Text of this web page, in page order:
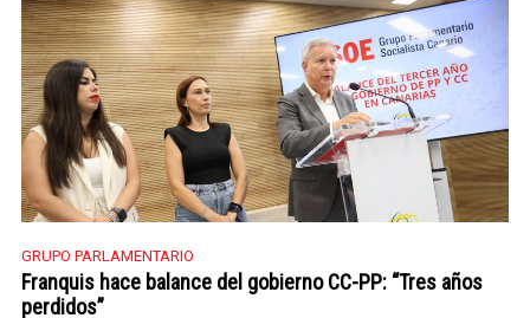
GRUPO PARLAMENTARIO
Franquis hace balance del gobierno CC-PP: “Tres años
perdidos”